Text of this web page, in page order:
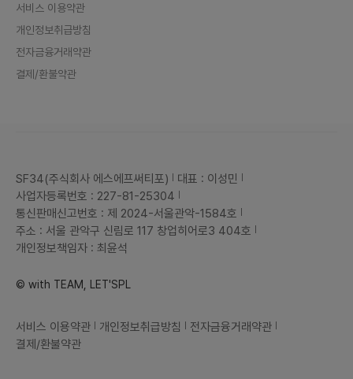
서비스 이용약관
개인정보취급방침
전자금융거래약관
결제/환불약관
SF34(주식회사 에스에프써티포)
대표 : 이성민
사업자등록번호 : 227-81-25304
통신판매신고번호 : 제 2024-서울관악-1584호
주소 : 서울 관악구 신림로 117 창업히어로3 404호
개인정보책임자 : 최윤석
© with TEAM, LET'SPL
서비스 이용약관 개인정보취급방침
전자금융거래약관
결제/환불약관